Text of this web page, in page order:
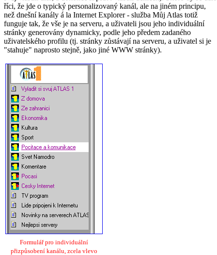
říci, že jde o typický personalizovaný kanál, ale na jiném principu,
než dnešní kanály á la Internet Explorer - služba Můj Atlas totiž
funguje tak, že vše je na serveru, a uživateli jsou jeho individuální
stránky generovány dynamicky, podle jeho předem zadaného
uživatelského profilu (tj. stránky zůstávají na serveru, a uživatel si je
"stahuje" naprosto stejně, jako jiné WWW stránky).
Formulář pro individuální
přizpůsobení kanálu, zcela vlevo